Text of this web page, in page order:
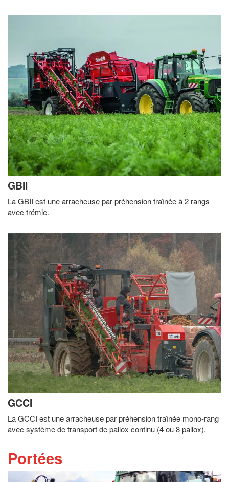
GBII
La GBII est une arracheuse par préhension traînée à 2 rangs
avec trémie.
GCCI
La GCCI est une arracheuse par préhension traînée mono-rang
avec système de transport de pallox continu (4 ou 8 pallox).
Portées